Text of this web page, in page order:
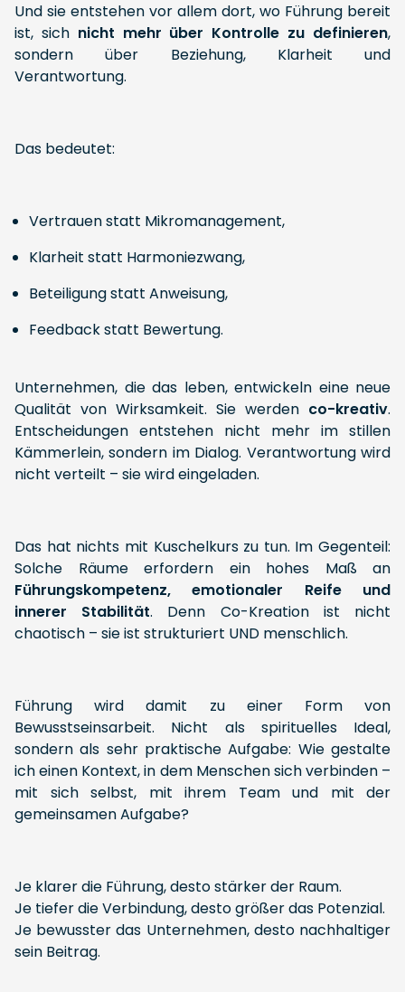
Und sie entstehen vor allem dort, wo Führung bereit
ist, sich nicht mehr über Kontrolle zu definieren,
sondern über Beziehung, Klarheit und
Verantwortung.
Das bedeutet:
Vertrauen statt Mikromanagement,
Klarheit statt Harmoniezwang,
Beteiligung statt Anweisung,
Feedback statt Bewertung.
Unternehmen, die das leben, entwickeln eine neue
Qualität von Wirksamkeit. Sie werden co-kreativ.
Entscheidungen entstehen nicht mehr im stillen
Kämmerlein, sondern im Dialog. Verantwortung wird
nicht verteilt – sie wird eingeladen.
Das hat nichts mit Kuschelkurs zu tun. Im Gegenteil:
Solche Räume erfordern ein hohes Maß an
Führungskompetenz, emotionaler Reife und
innerer Stabilität. Denn Co-Kreation ist nicht
chaotisch – sie ist strukturiert UND menschlich.
Führung wird damit zu einer Form von
Bewusstseinsarbeit. Nicht als spirituelles Ideal,
sondern als sehr praktische Aufgabe: Wie gestalte
ich einen Kontext, in dem Menschen sich verbinden –
mit sich selbst, mit ihrem Team und mit der
gemeinsamen Aufgabe?
Je klarer die Führung, desto stärker der Raum.
Je tiefer die Verbindung, desto größer das Potenzial.
Je bewusster das Unternehmen, desto nachhaltiger
sein Beitrag.